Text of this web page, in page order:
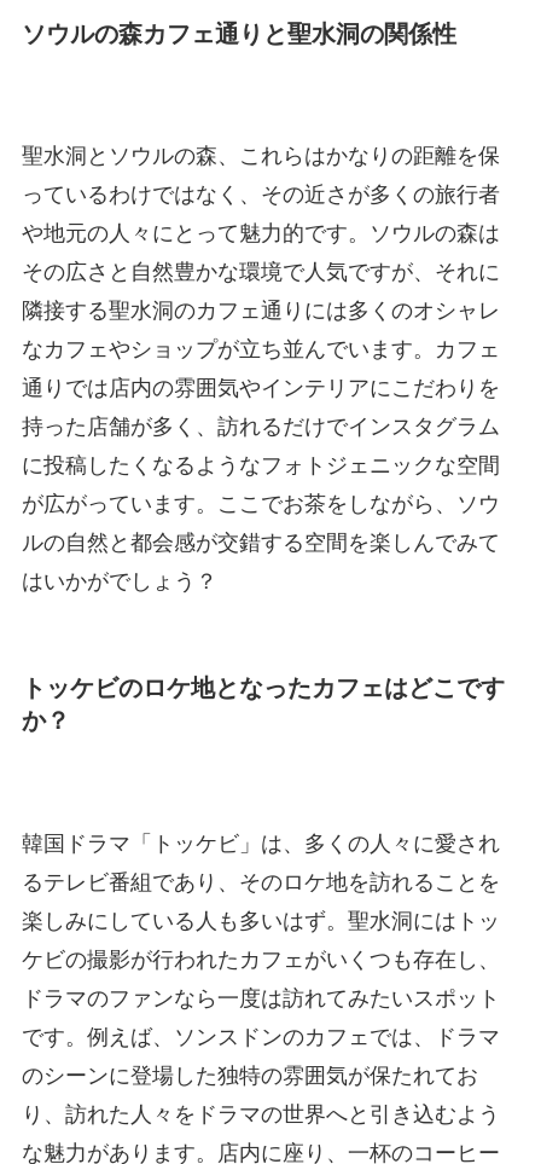
ソウルの森カフェ通りと聖水洞の関係性
聖水洞とソウルの森、これらはかなりの距離を保
っているわけではなく、その近さが多くの旅行者
や地元の人々にとって魅力的です。ソウルの森は
その広さと自然豊かな環境で人気ですが、それに
隣接する聖水洞のカフェ通りには多くのオシャレ
なカフェやショップが立ち並んでいます。カフェ
通りでは店内の雰囲気やインテリアにこだわりを
持った店舗が多く、訪れるだけでインスタグラム
に投稿したくなるようなフォトジェニックな空間
が広がっています。ここでお茶をしながら、ソウ
ルの自然と都会感が交錯する空間を楽しんでみて
はいかがでしょう？
トッケビのロケ地となったカフェはどこです
か？
韓国ドラマ「トッケビ」は、多くの人々に愛され
るテレビ番組であり、そのロケ地を訪れることを
楽しみにしている人も多いはず。聖水洞にはトッ
ケビの撮影が行われたカフェがいくつも存在し、
ドラマのファンなら一度は訪れてみたいスポット
です。例えば、ソンスドンのカフェでは、ドラマ
のシーンに登場した独特の雰囲気が保たれてお
り、訪れた人々をドラマの世界へと引き込むよう
な魅力があります。店内に座り、一杯のコーヒー